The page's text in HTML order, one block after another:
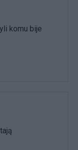
komu bije